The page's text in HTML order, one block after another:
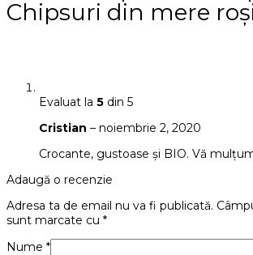
Chipsuri din mere
Evaluat la 5 din 5
Cristian – noiembrie 2, 2020
Crocante, gustoase și BIO. Vă
Adaugă o recenzie
Adresa ta de email nu va fi publicată.
sunt marcate cu *
Nume *